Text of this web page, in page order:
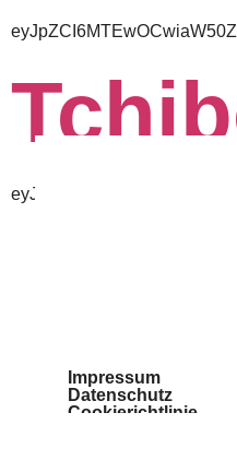
Impressum
Datenschutz
Cookierichtlinie